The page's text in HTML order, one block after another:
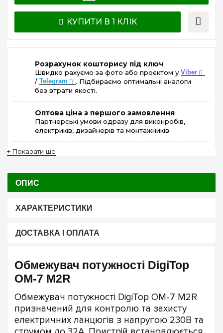
КУПИТИ В 1 КЛІК
Розрахунок кошторису під ключ
Швидко рахуємо за фото або проєктом у Viber
/ Telegram
. Підбираємо оптимальні аналоги
без втрати якості.
Оптова ціна з першого замовлення
Партнерські умови одразу для виконробів,
електриків, дизайнерів та монтажників.
+ Показати ще
ОПИС
ХАРАКТЕРИСТИКИ
ДОСТАВКА І ОПЛАТА
Обмежувач потужності DigiTop
ОМ-7 M2R
Обмежувач потужності DigiTop ОМ-7 M2R
призначений для контролю та захисту
електричних ланцюгів з напругою 230В та